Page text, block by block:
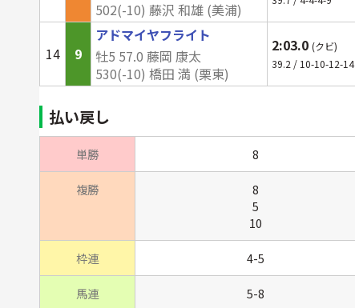
502(-10) 藤沢 和雄 (美浦)
14 9
アドマイヤフライト
牡5 57.0 藤岡 康太
530(-10) 橋田 満 (栗東)
2:03.0 (クビ)
39.2 / 10-10-12-14
払い戻し
単勝 8
複勝
8
5
10
枠連 4-5
馬連 5-8